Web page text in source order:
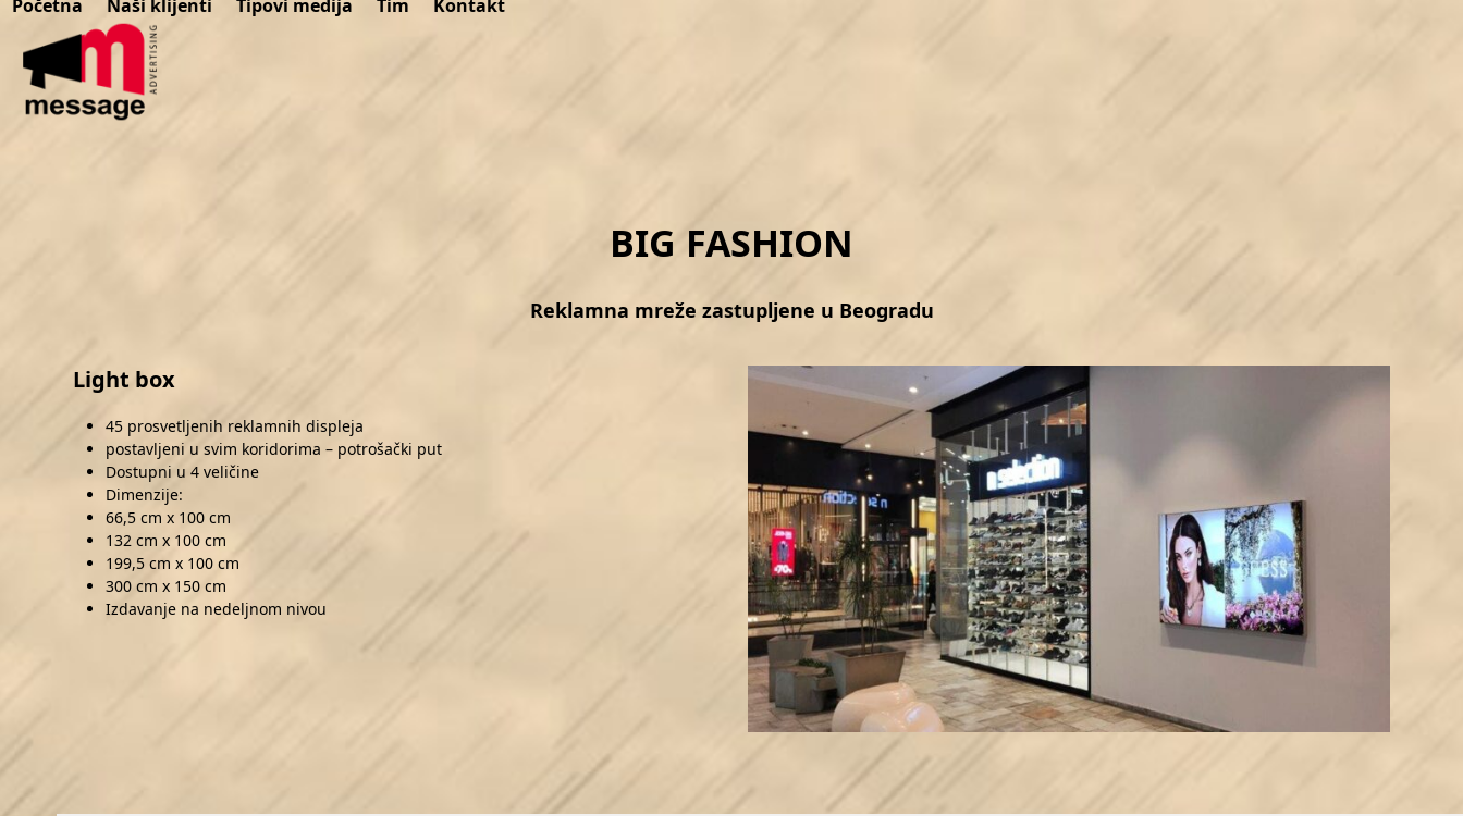
Skip
content
Početna Naši klijenti Tipovi medija Tim Kontakt
BIG FASHION
Reklamna mreže zastupljene u Beogradu
Light box
45 prosvetljenih reklamnih displeja
postavljeni u svim koridorima – potrošački put
Dostupni u 4 veličine
Dimenzije:
66,5 cm x 100 cm
132 cm x 100 cm
199,5 cm x 100 cm
300 cm x 150 cm
Izdavanje na nedeljnom nivou